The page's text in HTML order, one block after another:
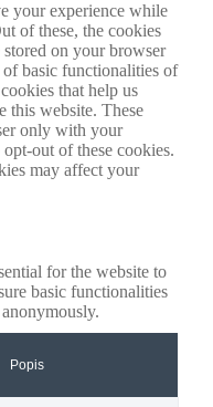
your experience while
of these, the cookies
stored on your browser
basic functionalities of
that help us
this website. These
only with your
out of these cookies.
may affect your
for the website to
basic functionalities
Popis